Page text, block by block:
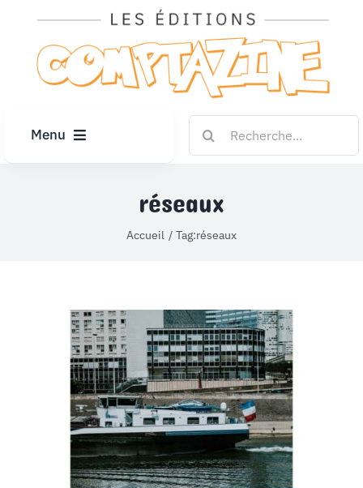
contenu
Menu
LE KIOSQUE
MON COMPTE
PANIER
réseaux
Accueil Tag:réseaux